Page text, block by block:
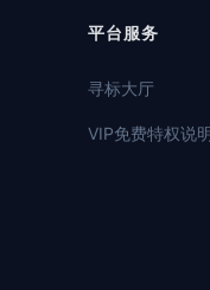
平台服务
寻标大厅
VIP免费特权说